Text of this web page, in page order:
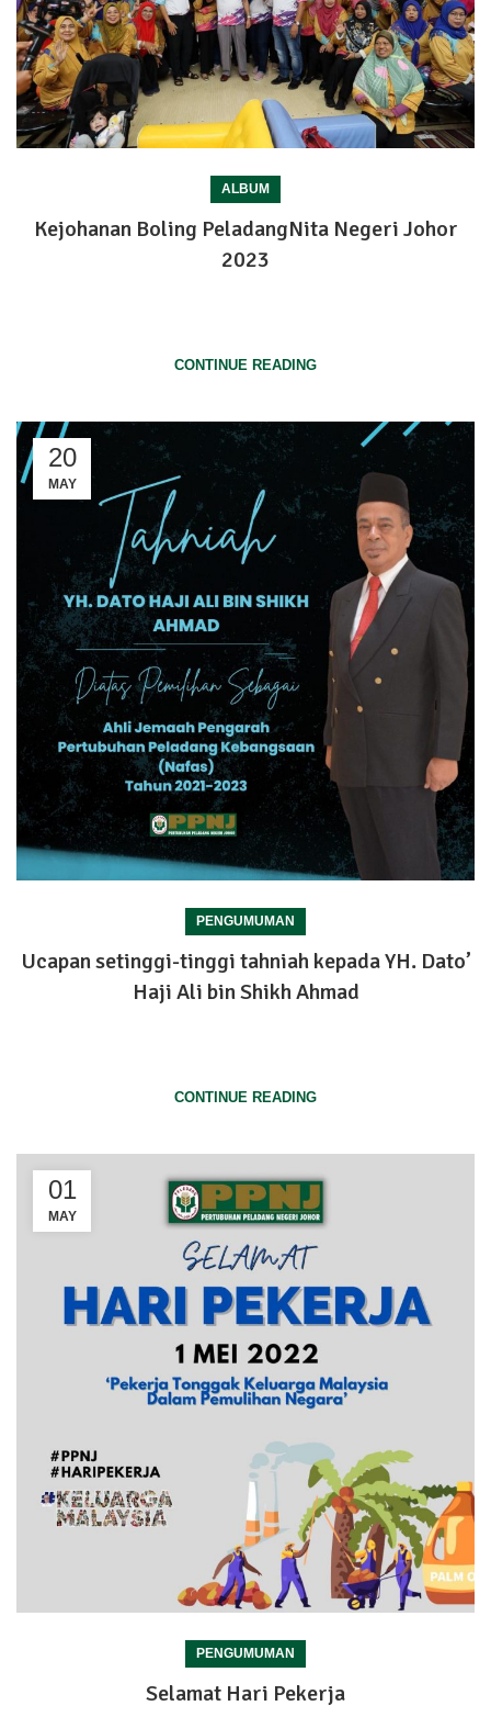
ALBUM
Kejohanan Boling PeladangNita Negeri Johor
2023
CONTINUE READING
20
MAY
PENGUMUMAN
Ucapan setinggi-tinggi tahniah kepada YH. Dato’
Haji Ali bin Shikh Ahmad
CONTINUE READING
01
MAY
PENGUMUMAN
Selamat Hari Pekerja